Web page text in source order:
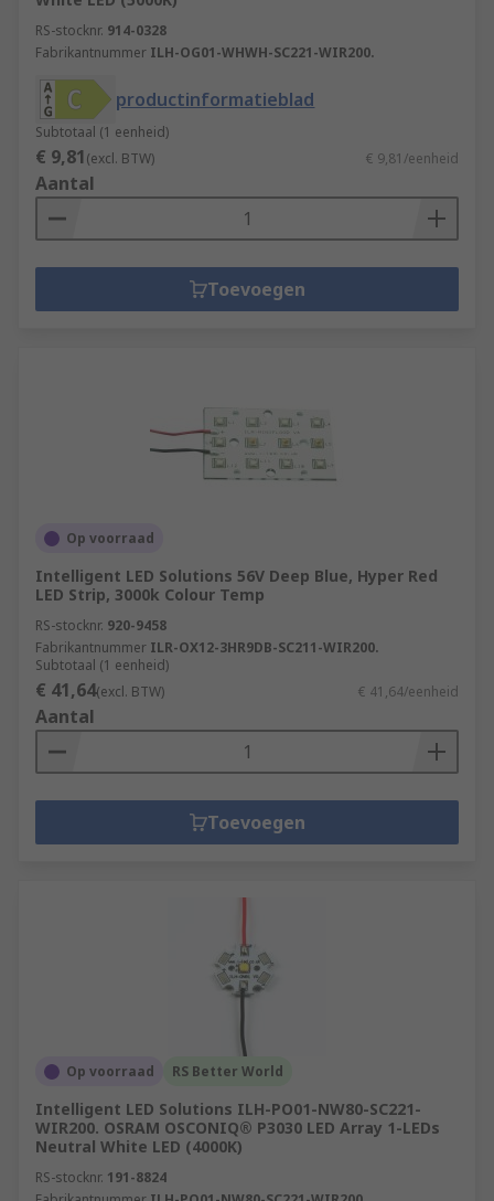
RS-stocknr. 914-0328
Fabrikantnummer ILH-OG01-WHWH-SC221-WIR200.
productinformatieblad
Subtotaal (1 eenheid)
€ 9,81(excl. BTW) € 9,81/eenheid
Aantal
Toevoegen
Op voorraad
Intelligent LED Solutions 56V Deep Blue, Hyper Red
LED Strip, 3000k Colour Temp
RS-stocknr. 920-9458
Fabrikantnummer ILR-OX12-3HR9DB-SC211-WIR200.
Subtotaal (1 eenheid)
€ 41,64(excl. BTW) € 41,64/eenheid
Aantal
Toevoegen
Op voorraad RS Better World
Intelligent LED Solutions ILH-PO01-NW80-SC221-
WIR200. OSRAM OSCONIQ® P3030 LED Array 1-LEDs
Neutral White LED (4000K)
RS-stocknr. 191-8824